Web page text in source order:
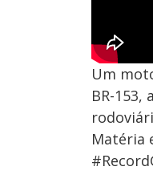
Um
BR-
Matéria